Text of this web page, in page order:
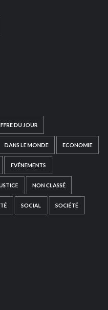
DU JOUR
DANS LE MONDE ECONOMIE
EVÉNEMENTS
NON CLASSÉ
SOCIAL SOCIÉTÉ